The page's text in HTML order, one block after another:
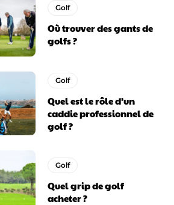
Golf
Où trouver des gants de
golfs ?
Golf
Quel est le rôle d’un
caddie professionnel de
golf ?
Golf
Quel grip de golf
acheter ?